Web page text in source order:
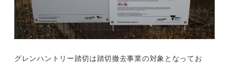
グレンハントリー踏切は踏切撤去事業の対象となってお